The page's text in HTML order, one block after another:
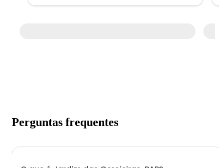
Perguntas frequentes